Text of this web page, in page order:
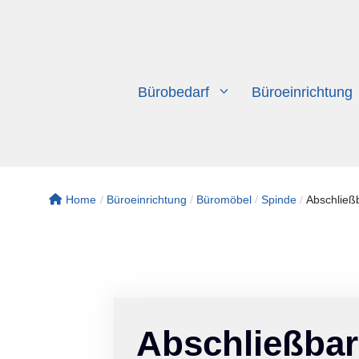
Bürobedarf Büroeinrichtung
Home / Büroeinrichtung / Büromöbel / Spinde /